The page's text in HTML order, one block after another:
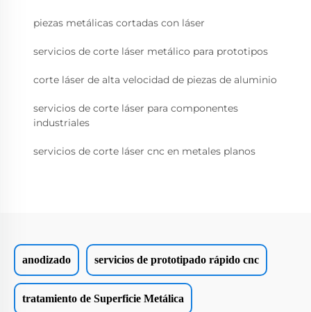
piezas metálicas cortadas con láser
servicios de corte láser metálico para prototipos
corte láser de alta velocidad de piezas de aluminio
servicios de corte láser para componentes
industriales
servicios de corte láser cnc en metales planos
anodizado servicios de prototipado rápido cnc
tratamiento de Superficie Metálica